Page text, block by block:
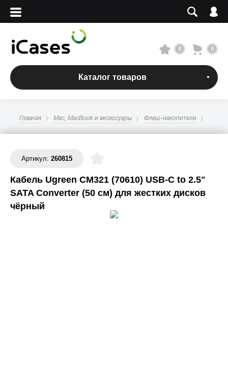
Вход
Сервисный центр
О магазине
Вакансии
+7 495 960-31-54
+7 800 500-31-47
0 0
Каталог товаров
Главная Mac, MacBook и аксессуары Флеш-накопители
Артикул: 260815
Кабель Ugreen CM321 (70610) USB-C to 2.5"
SATA Converter (50 см) для жестких дисков
чёрный